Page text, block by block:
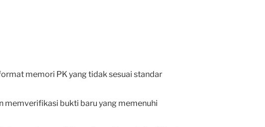
memori PK yang tidak sesuai standar
memverifikasi bukti baru yang memenuhi